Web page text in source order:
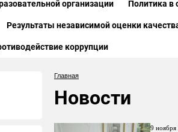
организации Политика в
Результаты независимой оценки
коррупции
Главная
Новости
9 ноября